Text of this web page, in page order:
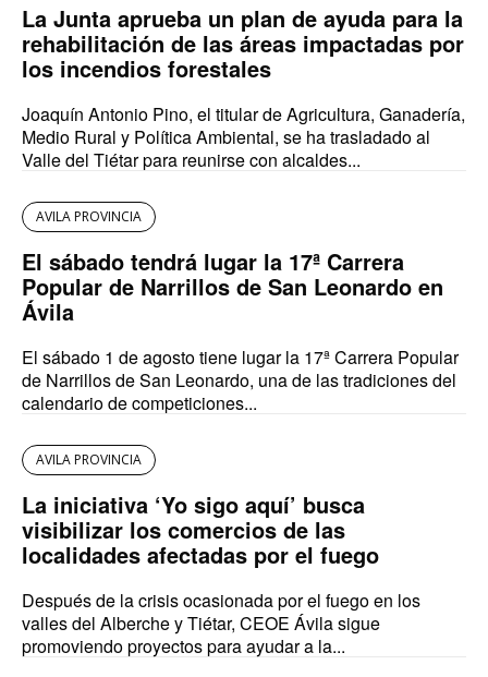
La Junta aprueba un plan de ayuda para la
rehabilitación de las áreas impactadas por
los incendios forestales
Joaquín Antonio Pino, el titular de Agricultura, Ganadería,
Medio Rural y Política Ambiental, se ha trasladado al
Valle del Tiétar para reunirse con alcaldes...
AVILA PROVINCIA
El sábado tendrá lugar la 17ª Carrera
Popular de Narrillos de San Leonardo en
Ávila
El sábado 1 de agosto tiene lugar la 17ª Carrera Popular
de Narrillos de San Leonardo, una de las tradiciones del
calendario de competiciones...
AVILA PROVINCIA
La iniciativa ‘Yo sigo aquí’ busca
visibilizar los comercios de las
localidades afectadas por el fuego
Después de la crisis ocasionada por el fuego en los
valles del Alberche y Tiétar, CEOE Ávila sigue
promoviendo proyectos para ayudar a la...